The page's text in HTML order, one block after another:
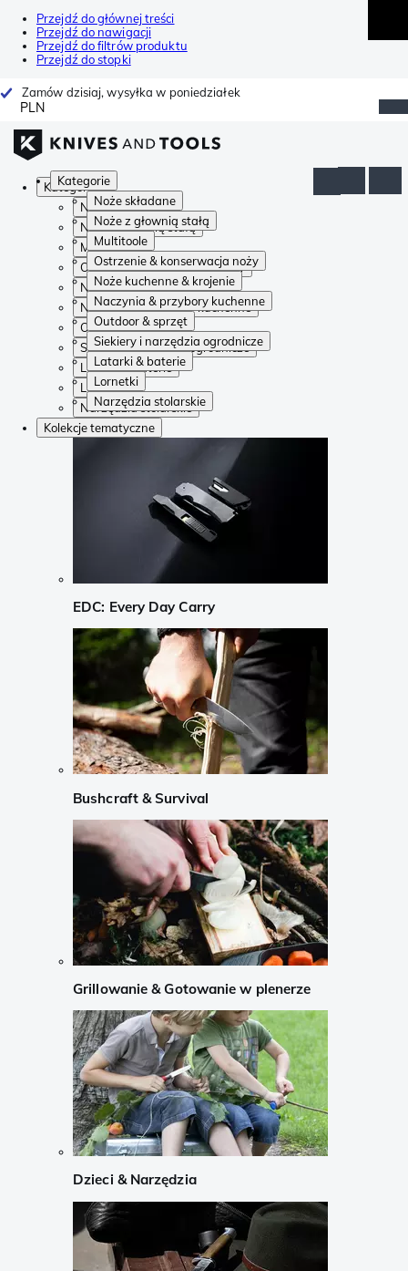
Przejdź do głównej treści
Przejdź do nawigacji
Przejdź do filtrów produktu
Przejdź do stopki
Zamów dzisiaj, wysyłka w poniedziałek
PLN
Kategorie
Noże składane
Noże z głownią stałą
Multitoole
Ostrzenie & konserwacja noży
Noże kuchenne & krojenie
Naczynia & przybory kuchenne
Outdoor & sprzęt
Siekiery i narzędzia ogrodnicze
Latarki & baterie
Lornetki
Narzędzia stolarskie
Kategorie
Noże składane
Noże z głownią stałą
Multitoole
Ostrzenie & konserwacja noży
Noże kuchenne & krojenie
Naczynia & przybory kuchenne
Outdoor & sprzęt
Siekiery i narzędzia ogrodnicze
Latarki & baterie
Lornetki
Narzędzia stolarskie
Kolekcje tematyczne
EDC: Every Day Carry
Bushcraft & Survival
Grillowanie & Gotowanie w plenerze
Dzieci & Narzędzia